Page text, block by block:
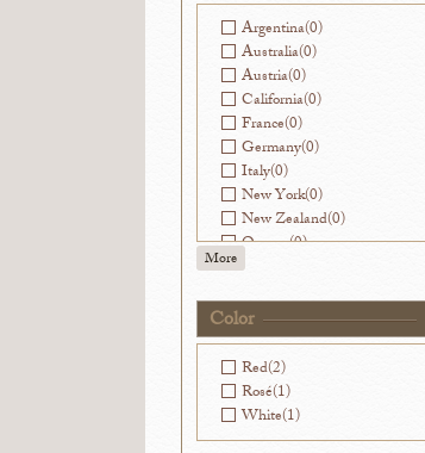
Argentina(0)
Australia(0)
Austria(0)
California(0)
France(0)
Germany(0)
Italy(0)
New York(0)
New Zealand(0)
Oregon(0)
Slovenia
Virginia(0)
Washington(4)
More
Color
Red(2)
Rosé(1)
White(1)